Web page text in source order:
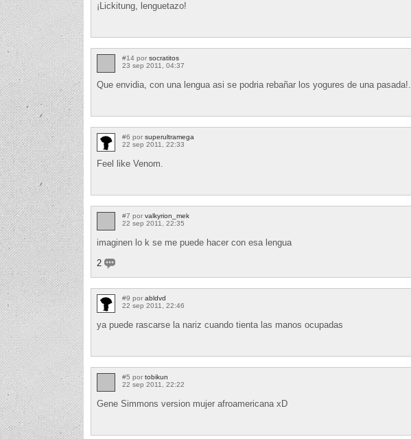
¡Lickitung, lenguetazo!
#14 por socratitos
23 sep 2011, 04:37
Que envidia, con una lengua asi se podria rebañar los yogures de una pasada!.
#6 por superultramega
22 sep 2011, 22:33
Feel like Venom.
#7 por valkyrion_mek
22 sep 2011, 22:35
imaginen lo k se me puede hacer con esa lengua
2
#9 por abldvd
22 sep 2011, 22:46
ya puede rascarse la nariz cuando tienta las manos ocupadas
#5 por tobikun
22 sep 2011, 22:22
Gene Simmons version mujer afroamericana xD